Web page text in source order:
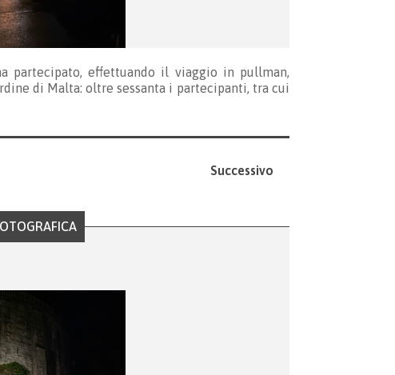
partecipato, effettuando il viaggio in pullman,
di Malta: oltre sessanta i partecipanti, tra cui
Successivo